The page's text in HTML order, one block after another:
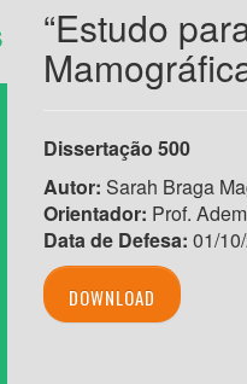
“Estudo
Dissertação 500
Autor: Sarah Braga
Orientador: Prof.
Data de Defesa: 01/
DOWNLOAD